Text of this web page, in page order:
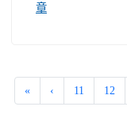
章
« ‹ 11 12